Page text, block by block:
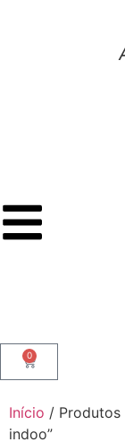
0
Início / Produtos
indoo”